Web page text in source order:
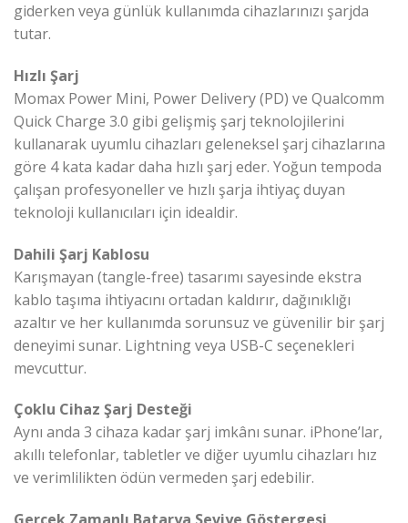
giderken veya günlük kullanımda cihazlarınızı şarjda
tutar.
Hızlı Şarj
Momax Power Mini, Power Delivery (PD) ve Qualcomm
Quick Charge 3.0 gibi gelişmiş şarj teknolojilerini
kullanarak uyumlu cihazları geleneksel şarj cihazlarına
göre 4 kata kadar daha hızlı şarj eder. Yoğun tempoda
çalışan profesyoneller ve hızlı şarja ihtiyaç duyan
teknoloji kullanıcıları için idealdir.
Dahili Şarj Kablosu
Karışmayan (tangle-free) tasarımı sayesinde ekstra
kablo taşıma ihtiyacını ortadan kaldırır, dağınıklığı
azaltır ve her kullanımda sorunsuz ve güvenilir bir şarj
deneyimi sunar. Lightning veya USB-C seçenekleri
mevcuttur.
Çoklu Cihaz Şarj Desteği
Aynı anda 3 cihaza kadar şarj imkânı sunar. iPhone’lar,
akıllı telefonlar, tabletler ve diğer uyumlu cihazları hız
ve verimlilikten ödün vermeden şarj edebilir.